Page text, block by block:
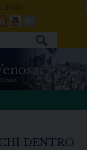
2026
FeedsYoutube
Mail
DENTRO